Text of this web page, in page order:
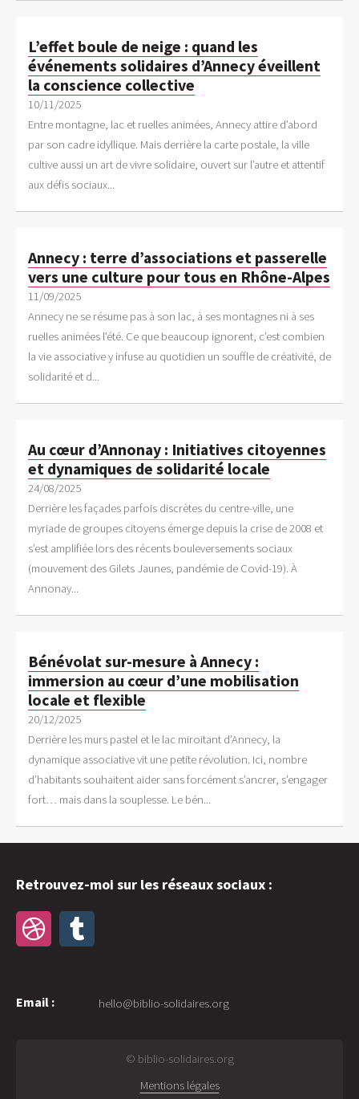
L’effet boule de neige : quand les
événements solidaires d’Annecy éveillent
la conscience collective
10/11/2025
Entre montagne, lac et ruelles animées, Annecy attire d’abord
par son cadre idyllique. Mais derrière la carte postale, la ville
cultive aussi un art de vivre solidaire, ouvert sur l’autre et attentif
aux défis sociaux...
Annecy : terre d’associations et passerelle
vers une culture pour tous en Rhône-Alpes
11/09/2025
Annecy ne se résume pas à son lac, à ses montagnes ni à ses
ruelles animées l’été. Ce que beaucoup ignorent, c’est combien
la vie associative y infuse au quotidien un souffle de créativité, de
solidarité et d...
Au cœur d’Annonay : Initiatives citoyennes
et dynamiques de solidarité locale
24/08/2025
Derrière les façades parfois discrètes du centre-ville, une
myriade de groupes citoyens émerge depuis la crise de 2008 et
s’est amplifiée lors des récents bouleversements sociaux
(mouvement des Gilets Jaunes, pandémie de Covid-19). À
Annonay...
Bénévolat sur-mesure à Annecy :
immersion au cœur d’une mobilisation
locale et flexible
20/12/2025
Derrière les murs pastel et le lac miroitant d’Annecy, la
dynamique associative vit une petite révolution. Ici, nombre
d’habitants souhaitent aider sans forcément s’ancrer, s’engager
fort… mais dans la souplesse. Le bén...
Retrouvez-moi sur les réseaux sociaux :
Email : hello@biblio-solidaires.org
© biblio-solidaires.org
Mentions légales